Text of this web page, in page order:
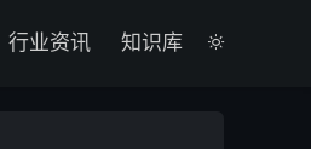

行业资讯 知识库